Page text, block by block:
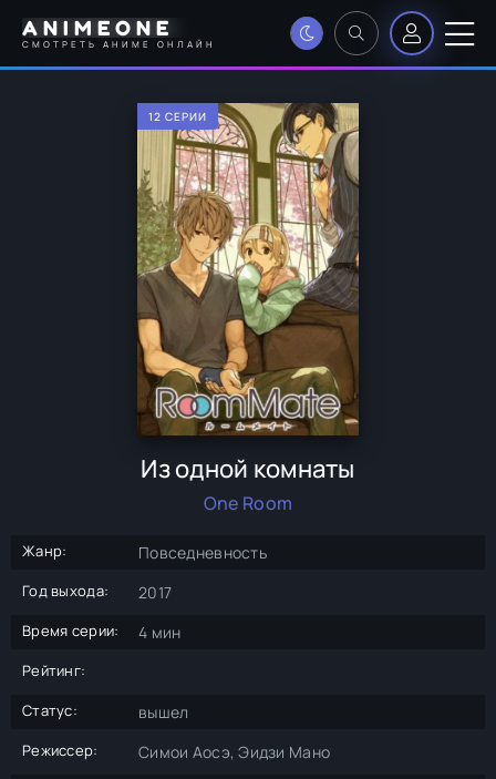
ANIMEONE
СМОТРЕТЬ АНИМЕ ОНЛАЙН
12 СЕРИИ
Из одной комнаты
One Room
Жанр: Повседневность
Год выхода: 2017
Время серии: 4 мин
Рейтинг:
Статус:
вышел
Режиссер: Симои Аосэ, Эидзи Мано